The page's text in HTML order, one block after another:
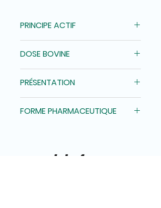
PRINCIPE ACTIF
DOSE BOVINE
PRÉSENTATION
FORME PHARMACEUTIQUE